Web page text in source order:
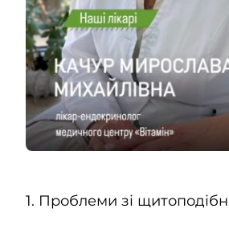
1. Проблеми зі